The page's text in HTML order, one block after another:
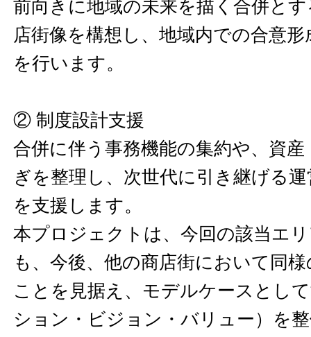
前向きに地域の未来を描く合併と
店街像を構想し、地域内での合意
を行います。
② 制度設計支援
合併に伴う事務機能の集約や、資
ぎを整理し、次世代に引き継げる
を支援します。
本プロジェクトは、今回の該当エ
も、今後、他の商店街において同
ことを見据え、モデルケースとし
ション・ビジョン・バリュー）を